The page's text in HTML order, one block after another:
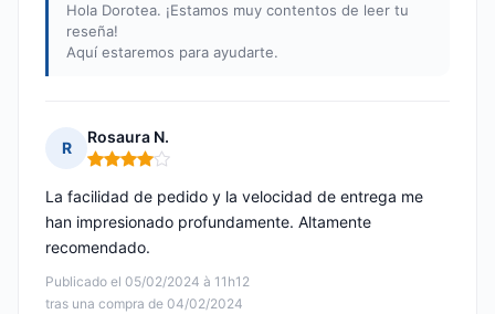
Hola Dorotea. ¡Estamos muy contentos de leer tu
reseña!
Aquí estaremos para ayudarte.
R
Rosaura N.
Nota: 4 de 5
Publicado el 05/02/2024 à 11h12
tras una compra de 04/02/2024
La facilidad de pedido y la velocidad de entrega me
han impresionado profundamente. Altamente
recomendado.